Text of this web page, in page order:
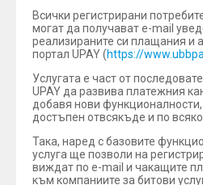
Всички регистрирани
могат да получават е-mail
реализираните си плащания и
портал UPAY (https://
Услугата е част от
UPAY да развива платежния
добавя нови
достъпен отвсякъде и по
Така, наред с базовите
услуга ще позволи на
виждат по e-mail и чакащите
към компаниите за битови